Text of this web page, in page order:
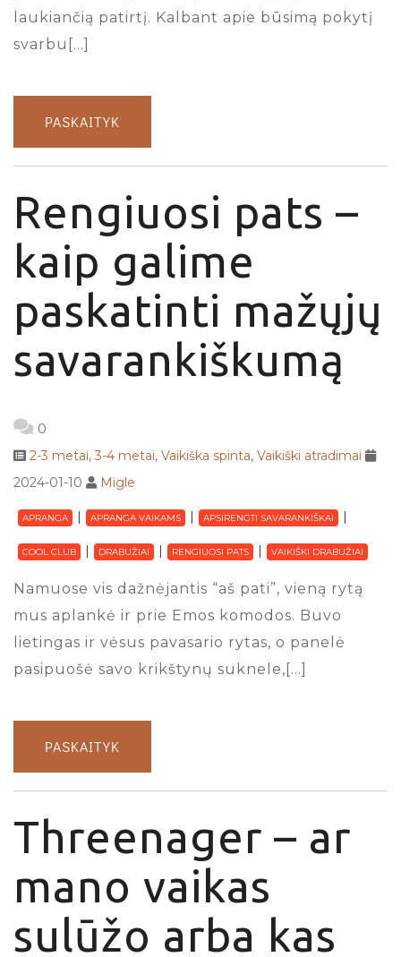
laukiančią patirtį. Kalbant apie būsimą pokytį
svarbu[…]
PASKAITYK
Rengiuosi pats –
kaip galime
paskatinti mažųjų
savarankiškumą
0
2-3 metai, 3-4 metai, Vaikiška spinta, Vaikiški atradimai
2024-01-10
Migle
APRANGA APRANGA VAIKAMS APSIRENGTI SAVARANKIŠKAI
COOL CLUB DRABUŽIAI RENGIUOSI PATS VAIKIŠKI DRABUŽIAI
Namuose vis dažnėjantis “aš pati”, vieną rytą
mus aplankė ir prie Emos komodos. Buvo
lietingas ir vėsus pavasario rytas, o panelė
pasipuošė savo krikštynų suknele,[…]
PASKAITYK
Threenager – ar
mano vaikas
sulūžo arba kas